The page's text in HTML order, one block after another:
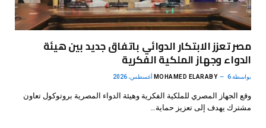
مصر تعزز الابتكار الدوائي باتفاق جديد بين هيئة
الدواء وجهاز الملكية الفكرية
بواسطة MOHAMED ELARABY 6 أغسطس، 2026
وقع الجهاز المصري للملكية الفكرية وهيئة الدواء المصرية بروتوكول تعاون
مشترك يهدف إلى تعزيز حماية…